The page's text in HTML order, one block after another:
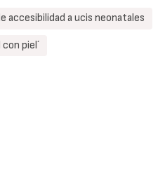
accesibilidad a ucis neonatales
piel´